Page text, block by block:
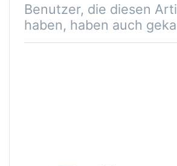
Benutzer, die diesen
haben, haben auch